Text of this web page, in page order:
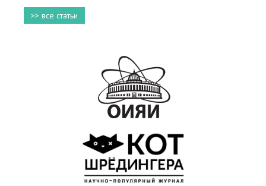
>> все статьи